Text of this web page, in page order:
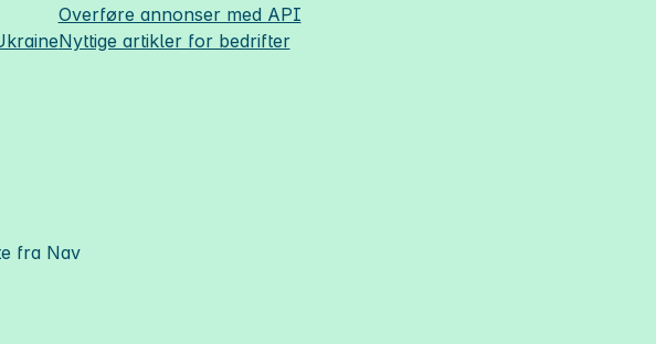
Overføre annonser med API
Nyttige artikler for bedrifter
fra Nav